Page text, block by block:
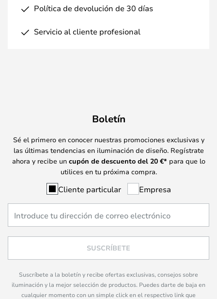
Política de devolución de 30 días
Servicio al cliente profesional
Boletín
Sé el primero en conocer nuestras promociones exclusivas y
las últimas tendencias en iluminación de diseño. Regístrate
ahora y recibe un cupón de descuento del 20 €* para que lo
utilices en tu próxima compra.
Cliente particular Empresa
SUSCRÍBETE
Suscríbete a la boletín y recibe ofertas exclusivas, consejos sobre
iluminación y la mejor selección de productos. Puedes darte de baja en
cualquier momento con un simple click en el respectivo link que